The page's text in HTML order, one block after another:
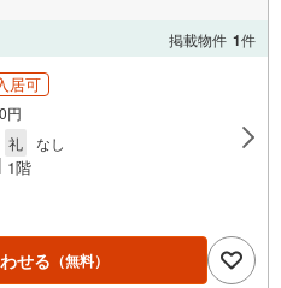
掲載物件 1件
居可
円
礼 なし
1階
せる （無料）